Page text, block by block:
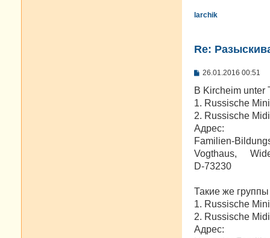
larchik
Re:
С
о
щ
и
е
26.01.2016 00:51
В Kircheim unter
1. Russische
2. Russische
Адрес:
Familien-
Vogthaus,
D-73230
Такие же
1. Russische
2. Russische
Адрес: